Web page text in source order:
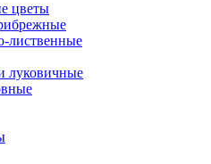
цветы
лиственные
луковичные